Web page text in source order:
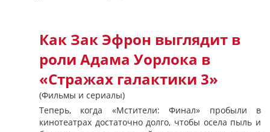
Как Зак Эфрон выглядит в
роли Адама Уорлока в
«Стражах галактики 3»
(Фильмы и сериалы)
Теперь, когда «Мстители: Финал» пробыли в
кинотеатрах достаточно долго, чтобы осела пыль и